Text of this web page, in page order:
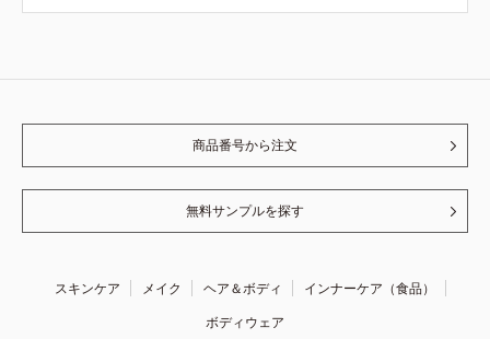
商品番号から注文
無料サンプルを探す
スキンケア メイク ヘア＆ボディ
インナーケア（食品）
ボディウェア